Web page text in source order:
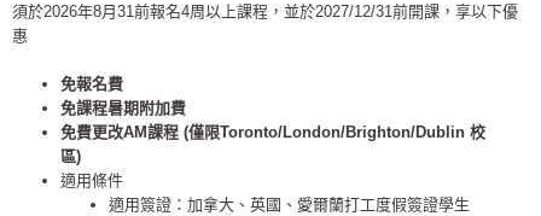
須於2026年8月31前報名4周以上課程，並於2027/12/31前開課，享以下優
惠
免報名費
免課程暑期附加費
免費更改AM課程 (僅限Toronto/London/Brighton/Dublin 校
區)
適用條件
適用簽證：加拿大、英國、愛爾蘭打工度假簽證學生